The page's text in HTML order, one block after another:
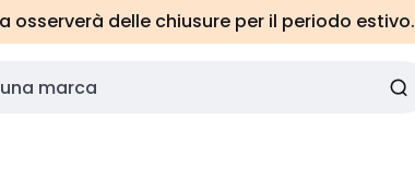
osserverà delle chiusure per il periodo estivo.